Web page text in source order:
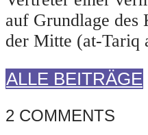
auf Grundlage des
der Mitte (at-Tariq
ALLE BEITRÄGE
2 COMMENTS